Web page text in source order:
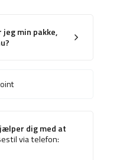
min pakke,
dig med at
via telefon: